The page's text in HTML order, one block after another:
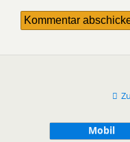
Mobil